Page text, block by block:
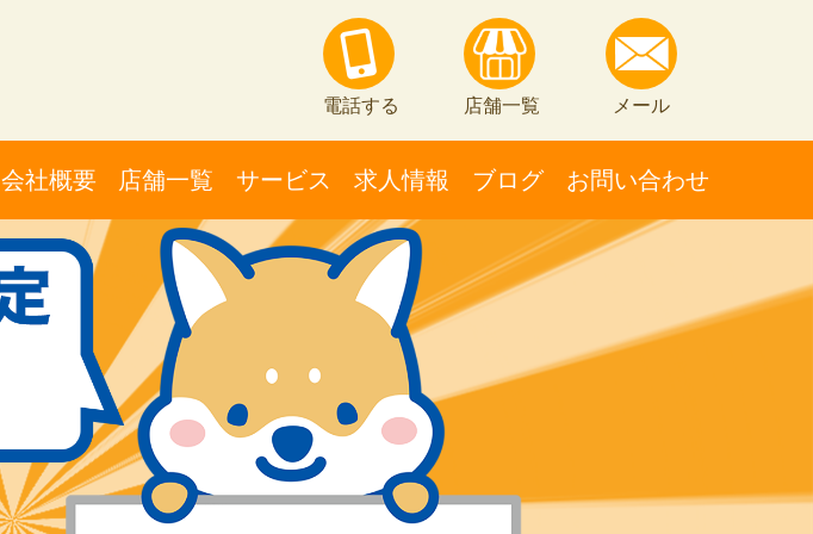
電話する
店舗一覧 メール
会社概要 店舗一覧 サービス 求人情報 ブログ お問い合わせ